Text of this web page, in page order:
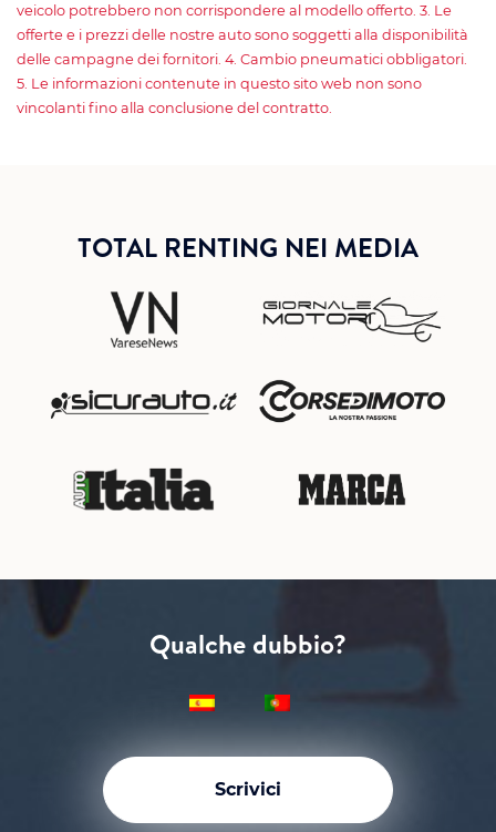
veicolo potrebbero non corrispondere al modello offerto. 3. Le
offerte e i prezzi delle nostre auto sono soggetti alla disponibilità
delle campagne dei fornitori. 4. Cambio pneumatici obbligatori.
5. Le informazioni contenute in questo sito web non sono
vincolanti fino alla conclusione del contratto.
TOTAL RENTING NEI MEDIA
Qualche dubbio?
Scrivici